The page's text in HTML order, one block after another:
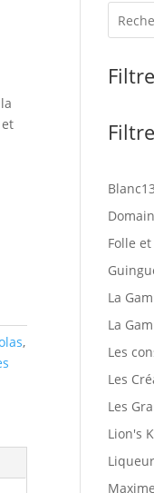
,
Blanc13
Folle
La
La
Les
Les
Les
Lion's